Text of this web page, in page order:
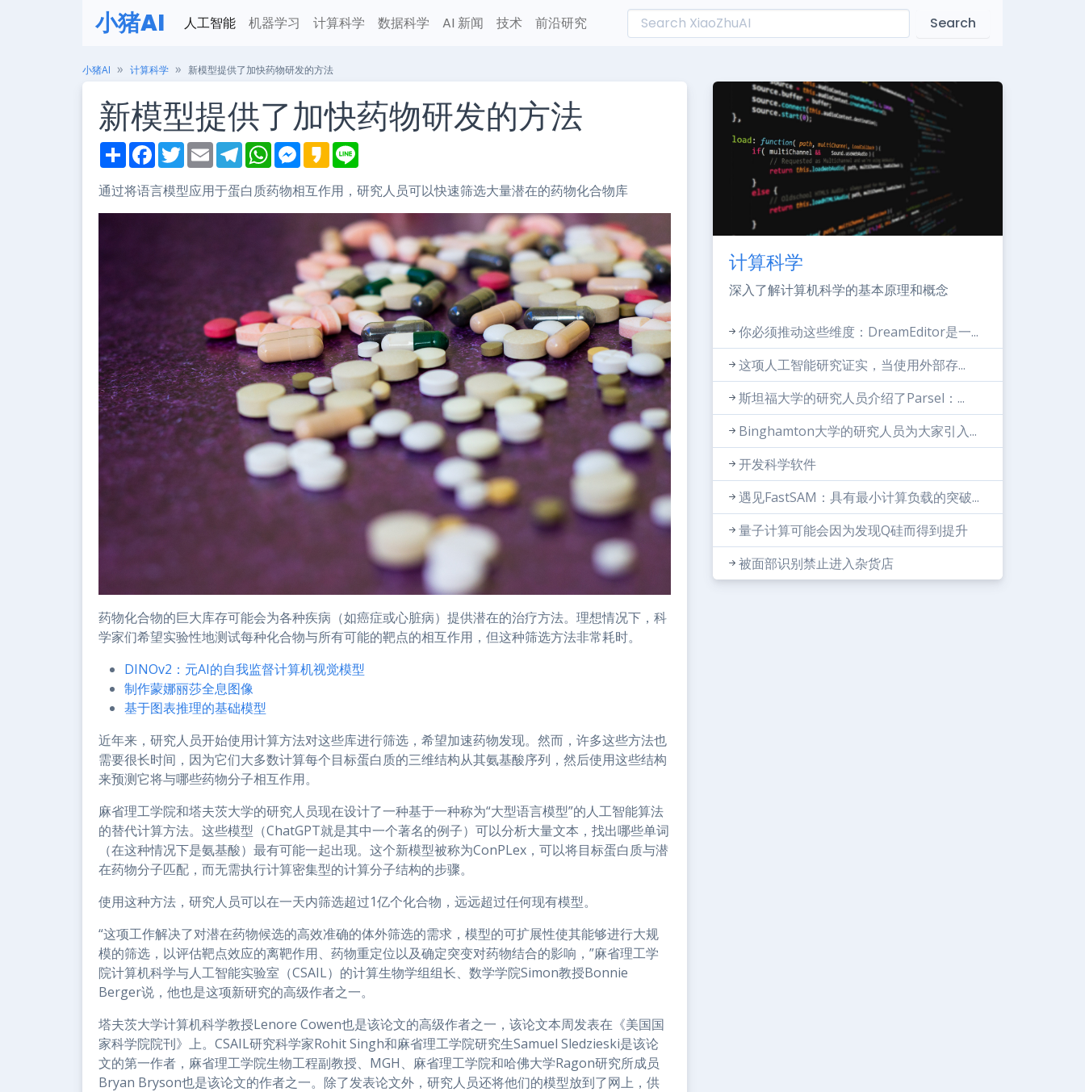
小猪AI 人工智能 机器学习 计算科学 数据科学 AI 新闻 技术 前沿研究 Search
小猪AI 计算科学 新模型提供了加快药物研发的方法
新模型提供了加快药物研发的方法
S
h
r
e
F
a
e
b
o
T
w
t
t
e
E
m
i
l
T
e
e
g
r
W
h
t
s
A
M
e
s
e
n
K
a
a
o
e
通过将语言模型应用于蛋白质药物相互作用，研究人员可以快速筛选大量潜在的药物化合物库
药物化合物的巨大库存可能会为各种疾病（如癌症或心脏病）提供潜在的治疗方法。理想情况下，科
学家们希望实验性地测试每种化合物与所有可能的靶点的相互作用，但这种筛选方法非常耗时。
DINOv2：元AI的自我监督计算机视觉模型
制作蒙娜丽莎全息图像
基于图表推理的基础模型
近年来，研究人员开始使用计算方法对这些库进行筛选，希望加速药物发现。然而，许多这些方法也
需要很长时间，因为它们大多数计算每个目标蛋白质的三维结构从其氨基酸序列，然后使用这些结构
来预测它将与哪些药物分子相互作用。
麻省理工学院和塔夫茨大学的研究人员现在设计了一种基于一种称为“大型语言模型”的人工智能算法
的替代计算方法。这些模型（ChatGPT就是其中一个著名的例子）可以分析大量文本，找出哪些单词
（在这种情况下是氨基酸）最有可能一起出现。这个新模型被称为ConPLex，可以将目标蛋白质与潜
在药物分子匹配，而无需执行计算密集型的计算分子结构的步骤。
使用这种方法，研究人员可以在一天内筛选超过1亿个化合物，远远超过任何现有模型。
“这项工作解决了对潜在药物候选的高效准确的体外筛选的需求，模型的可扩展性使其能够进行大规
模的筛选，以评估靶点效应的离靶作用、药物重定位以及确定突变对药物结合的影响，”麻省理工学
院计算机科学与人工智能实验室（CSAIL）的计算生物学组组长、数学学院Simon教授Bonnie
Berger说，他也是这项新研究的高级作者之一。
塔夫茨大学计算机科学教授Lenore Cowen也是该论文的高级作者之一，该论文本周发表在《美国国
家科学院院刊》上。CSAIL研究科学家Rohit Singh和麻省理工学院研究生Samuel Sledzieski是该论
文的第一作者，麻省理工学院生物工程副教授、MGH、麻省理工学院和哈佛大学Ragon研究所成员
Bryan Bryson也是该论文的作者之一。除了发表论文外，研究人员还将他们的模型放到了网上，供
计算科学
深入了解计算机科学的基本原理和概念
你必须推动这些维度：DreamEditor是一...
这项人工智能研究证实，当使用外部存...
斯坦福大学的研究人员介绍了Parsel：...
Binghamton大学的研究人员为大家引入...
开发科学软件
遇见FastSAM：具有最小计算负载的突破...
量子计算可能会因为发现Q硅而得到提升
被面部识别禁止进入杂货店